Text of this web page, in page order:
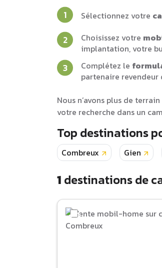
Sélectionnez votre
Choisissez votre
implantation, votre
Complétez le
partenaire revendeur
Nous n’avons plus de
votre recherche dans un
Top destinations
Combreux Gien
1 destinations de